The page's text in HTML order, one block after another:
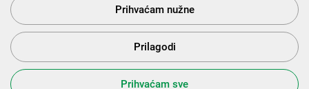
programa „Konkurentnost i kohezija”.
s Vama od 2014. godine!
Prihvaćam nužne
Prilagodi
Prihvaćam sve